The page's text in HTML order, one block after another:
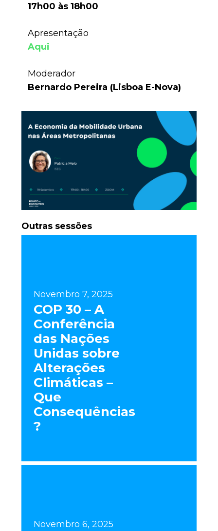
17h00 às 18h00
Apresentação
Aqui
Moderador
Bernardo Pereira (Lisboa E-Nova)
Outras sessões
Novembro 7, 2025
COP 30 – A
Conferência
das Nações
Unidas sobre
Alterações
Climáticas –
Que
Consequências
?
Novembro 6, 2025